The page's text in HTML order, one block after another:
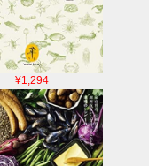
¥1,294